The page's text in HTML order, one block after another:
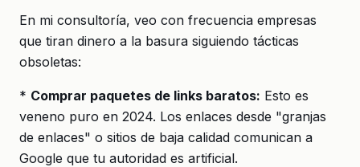
En mi consultoría, veo con frecuencia empresas
que tiran dinero a la basura siguiendo tácticas
obsoletas:
* Comprar paquetes de links baratos: Esto es
veneno puro en 2024. Los enlaces desde "granjas
de enlaces" o sitios de baja calidad comunican a
Google que tu autoridad es artificial.